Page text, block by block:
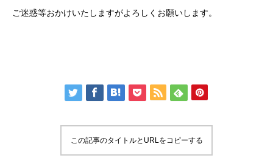
ご迷惑等おかけいたしますがよろしくお願いします。
この記事のタイトルとURLをコピーする